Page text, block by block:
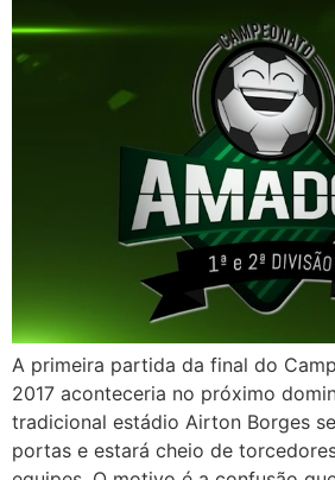
A primeira partida da final do
2017 aconteceria no próximo
tradicional estádio Airton Borges
portas e estará cheio de